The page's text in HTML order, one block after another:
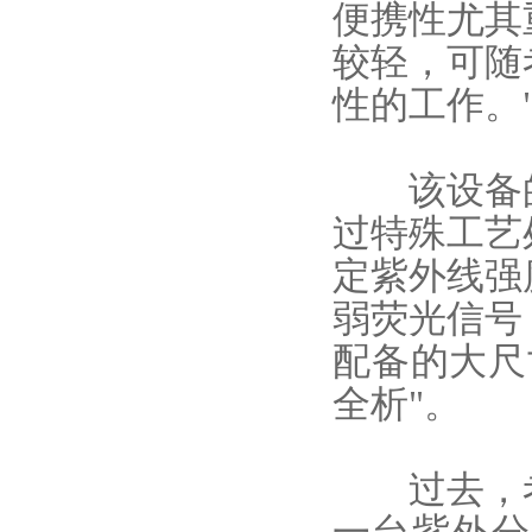
便携性尤
较轻，可
性的工作。
该设备的
过特殊工
定紫外线
弱荧光信
配备的大
全析"。
过去，考